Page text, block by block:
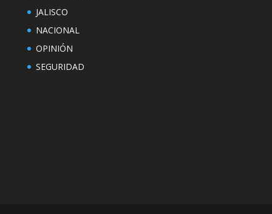
JALISCO
NACIONAL
OPINIÓN
SEGURIDAD